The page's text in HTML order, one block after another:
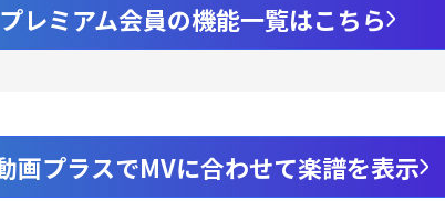
プレミアム会員の機能一覧はこちら
画プラスでMVに合わせて楽譜を表示